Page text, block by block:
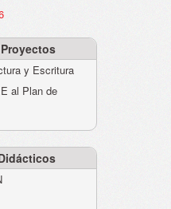
y Escritura
al Plan de